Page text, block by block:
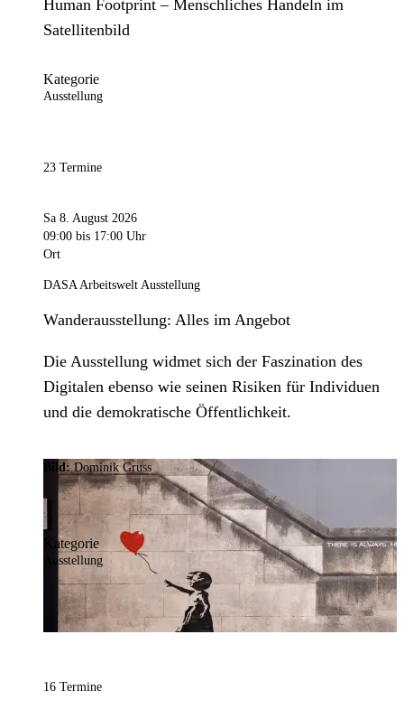
Human Footprint – Menschliches Handeln im
Satellitenbild
Kategorie
Ausstellung
23 Termine
Sa 8. August 2026
09:00 bis 17:00 Uhr
Ort
DASA Arbeitswelt Ausstellung
Wanderausstellung: Alles im Angebot
Die Ausstellung widmet sich der Faszination des
Digitalen ebenso wie seinen Risiken für Individuen
und die demokratische Öffentlichkeit.
Bild:Dominik Gruss
Kategorie
Ausstellung
16 Termine